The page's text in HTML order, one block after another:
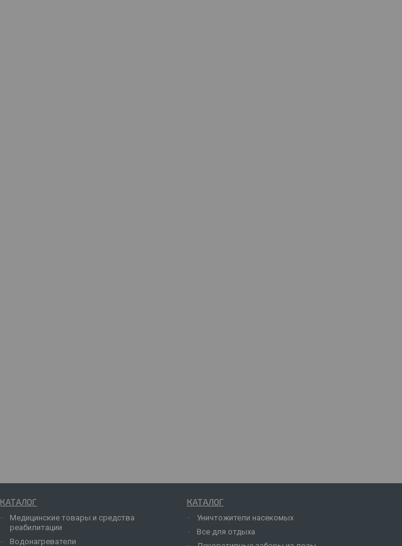
КАТАЛОГ
Медицинские товары и средства
реабилитации
Водонагреватели
КАТАЛОГ
Уничтожители насекомых
Все для отдыха